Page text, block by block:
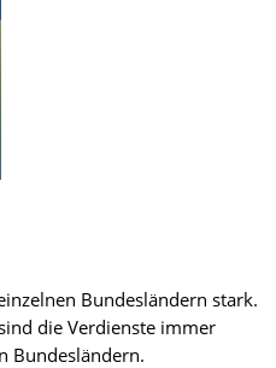
Bundesländern stark.
die Verdienste immer
Bundesländern.